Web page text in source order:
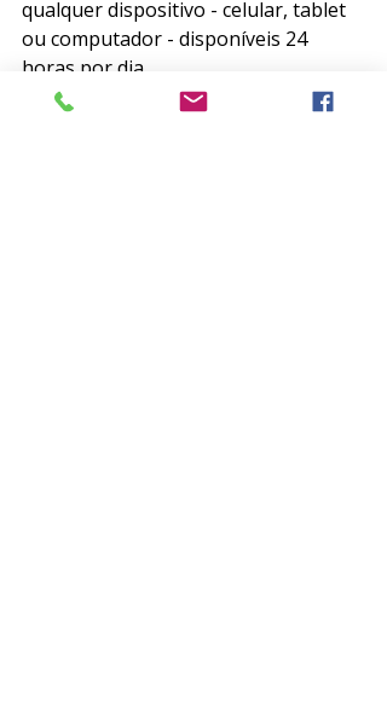
qualquer dispositivo - celular, tablet
ou computador - disponíveis 24
horas por dia.